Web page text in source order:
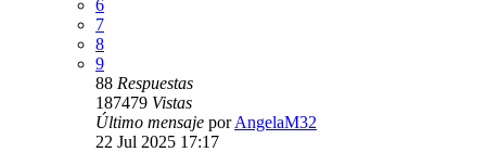
6
7
8
9
88 Respuestas
187479 Vistas
Último mensaje porAngelaM32
22 Jul 2025 17:17